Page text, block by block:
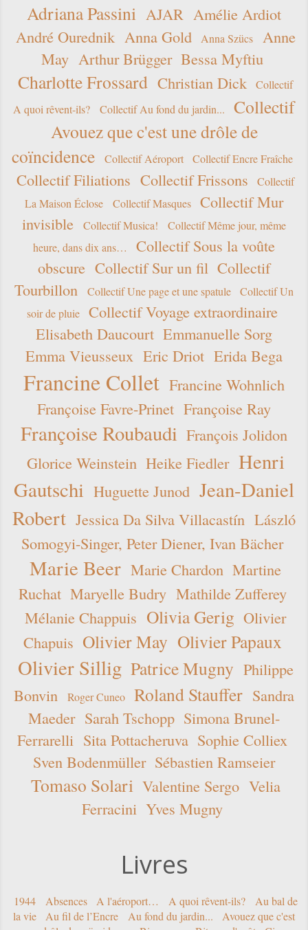
Adriana Passini AJAR Amélie Ardiot
André Ourednik Anna Gold Anna Szücs
Anne
May Arthur Brügger Bessa Myftiu
Charlotte Frossard Christian Dick
Collectif
A quoi rêvent-ils?
Collectif Au fond du jardin...
Collectif
Avouez que c'est une drôle de
coïncidence
Collectif Aéroport Collectif Encre Fraîche
Collectif Filiations Collectif Frissons
Collectif
La Maison Éclose
Collectif Masques
Collectif Mur
invisible
Collectif Musica!
Collectif Même jour, même
heure, dans dix ans…
Collectif Sous la voûte
obscure Collectif Sur un fil Collectif
Tourbillon
Collectif Une page et une spatule
Collectif Un
soir de pluie
Collectif Voyage extraordinaire
Elisabeth Daucourt Emmanuelle Sorg
Emma Vieusseux Eric Driot Erida Bega
Francine Collet Francine Wohnlich
Françoise Favre-Prinet Françoise Ray
Françoise Roubaudi François Jolidon
Glorice Weinstein Heike Fiedler Henri
Gautschi Huguette Junod Jean-Daniel
Robert Jessica Da Silva Villacastín László
Somogyi-Singer, Peter Diener, Ivan Bächer
Marie Beer Marie Chardon Martine
Ruchat Maryelle Budry Mathilde Zufferey
Mélanie Chappuis Olivia Gerig Olivier
Chapuis Olivier May Olivier Papaux
Olivier Sillig Patrice Mugny Philippe
Bonvin
Roger Cuneo Roland Stauffer Sandra
Maeder Sarah Tschopp Simona Brunel-
Ferrarelli Sita Pottacheruva Sophie Colliex
Sven Bodenmüller Sébastien Ramseier
Tomaso Solari Valentine Sergo Velia
Ferracini Yves Mugny
Livres
1944 Absences A l'aéroport… A quoi rêvent-ils?
Au bal de
la vie
Au fil de l’Encre Au fond du jardin...
Avouez que c'est